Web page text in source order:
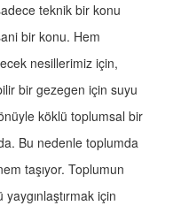
teknik bir konu
bir konu. Hem
nesillerimiz için,
bir gezegen için suyu
köklü toplumsal bir
Bu nedenle toplumda
taşıyor. Toplumun
için